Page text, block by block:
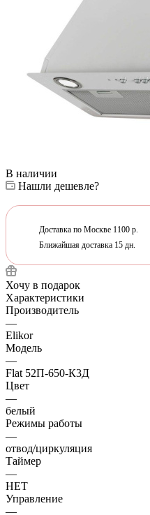
В наличии
Нашли дешевле?
Доставка по Москве 1100 р.
Ближайшая доставка 15 дн.
Хочу в подарок
Характеристики
Производитель
—
Elikor
Модель
—
Flat 52П-650-К3Д
Цвет
—
белый
Режимы работы
—
отвод/циркуляция
Таймер
—
НЕТ
Управление
—